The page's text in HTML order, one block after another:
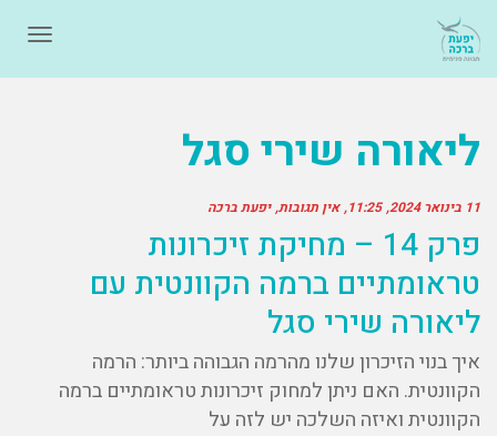
ליאורה שירי סגל
11 בינואר 2024 11:25 אין תגובות יפעת ברכה
פרק 14 – מחיקת זיכרונות
טראומתיים ברמה הקוונטית עם
ליאורה שירי סגל
איך בנוי הזיכרון שלנו מהרמה הגבוהה ביותר: הרמה
הקוונטית. האם ניתן למחוק זיכרונות טראומתיים ברמה
הקוונטית ואיזה השלכה יש לזה על